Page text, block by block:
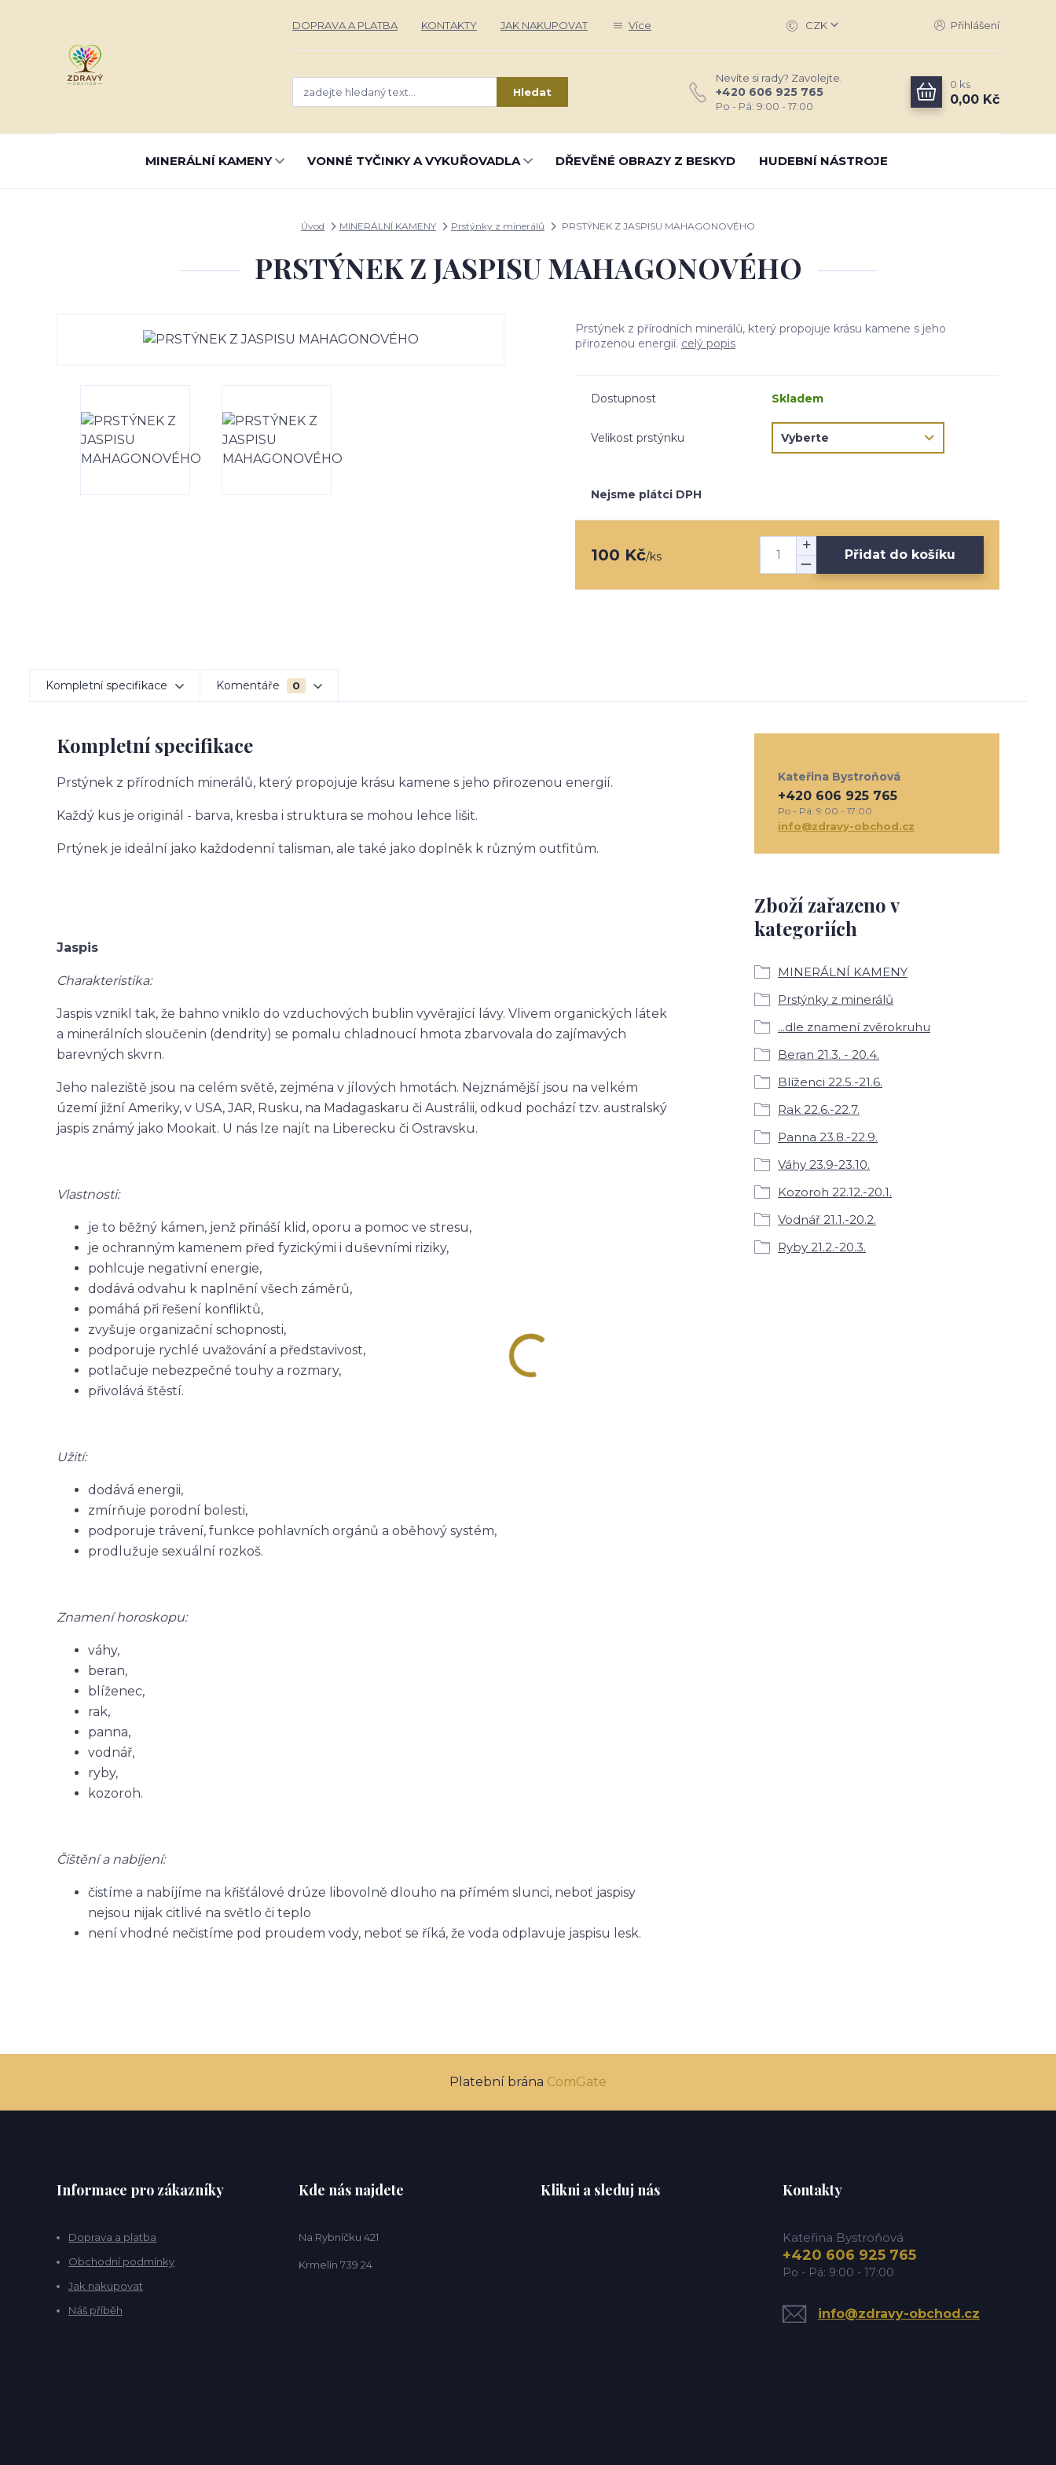
DOPRAVA A PLATBA KONTAKTY JAK NAKUPOVAT Více CZK Přihlášení
Hledat
Nevíte si rady? Zavolejte.
+420 606 925 765
Po - Pá: 9:00 - 17:00
0 ks
0,00 Kč
MINERÁLNÍ KAMENY VONNÉ TYČINKY A VYKUŘOVADLA DŘEVĚNÉ OBRAZY Z BESKYD HUDEBNÍ NÁSTROJE
Úvod MINERÁLNÍ KAMENY Prstýnky z minerálů PRSTÝNEK Z JASPISU MAHAGONOVÉHO
PRSTÝNEK Z JASPISU MAHAGONOVÉHO
Prstýnek z přírodních minerálů, který propojuje krásu kamene s jeho
přirozenou energií. celý popis
Dostupnost Skladem
Velikost prstýnku
Nejsme plátci DPH
100 Kč/ks Přidat do košíku
Kompletní specifikace Komentáře 0
Kompletní specifikace
Prstýnek z přírodních minerálů, který propojuje krásu kamene s jeho přirozenou energií.
Každý kus je originál - barva, kresba i struktura se mohou lehce lišit.
Prtýnek je ideální jako každodenní talisman, ale také jako doplněk k různým outfitům.
Jaspis
Charakteristika:
Jaspis vznikl tak, že bahno vniklo do vzduchových bublin vyvěrající lávy. Vlivem organických látek
a minerálních sloučenin (dendrity) se pomalu chladnoucí hmota zbarvovala do zajímavých
barevných skvrn.
Jeho naleziště jsou na celém světě, zejména v jílových hmotách. Nejznámější jsou na velkém
území jižní Ameriky, v USA, JAR, Rusku, na Madagaskaru či Austrálii, odkud pochází tzv. australský
jaspis známý jako Mookait. U nás lze najít na Liberecku či Ostravsku.
Vlastnosti:
je to běžný kámen, jenž přináší klid, oporu a pomoc ve stresu,
je ochranným kamenem před fyzickými i duševními riziky,
pohlcuje negativní energie,
dodává odvahu k naplnění všech záměrů,
pomáhá při řešení konfliktů,
zvyšuje organizační schopnosti,
podporuje rychlé uvažování a představivost,
potlačuje nebezpečné touhy a rozmary,
přivolává štěstí.
Užití:
dodává energii,
zmírňuje porodní bolesti,
podporuje trávení, funkce pohlavních orgánů a oběhový systém,
prodlužuje sexuální rozkoš.
Znamení horoskopu:
váhy,
beran,
blíženec,
rak,
panna,
vodnář,
ryby,
kozoroh.
Čištění a nabíjení:
čistíme a nabíjíme na křišťálové drúze libovolně dlouho na přímém slunci, neboť jaspisy
nejsou nijak citlivé na světlo či teplo
není vhodné nečistíme pod proudem vody, neboť se říká, že voda odplavuje jaspisu lesk.
Zboží zařazeno v
kategoriích
MINERÁLNÍ KAMENY
Prstýnky z minerálů
...dle znamení zvěrokruhu
Beran 21.3. - 20.4.
Blíženci 22.5.-21.6.
Rak 22.6.-22.7.
Panna 23.8.-22.9.
Váhy 23.9-23.10.
Kozoroh 22.12.-20.1.
Vodnář 21.1.-20.2.
Ryby 21.2.-20.3.
Kateřina Bystroňová
+420 606 925 765
Po - Pá: 9:00 - 17:00
info@zdravy-obchod.cz
Platební brána ComGate
Informace pro zákazníky
Doprava a platba
Obchodní podmínky
Jak nakupovat
Náš příběh
Kde nás najdete
Na Rybníčku 421
Krmelín 739 24
Klikni a sleduj nás Kontakty
Kateřina Bystroňová
+420 606 925 765
Po - Pá: 9:00 - 17:00
info@zdravy-obchod.cz